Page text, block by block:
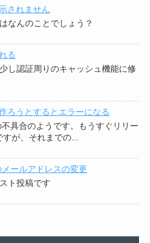
されません
なんのことでしょう？
る
し認証周りのキャッシュ機能に修
ろうとするとエラーになる
具合のようです。もうすぐリリー
が、それまでの...
ールアドレスの変更
ト投稿です